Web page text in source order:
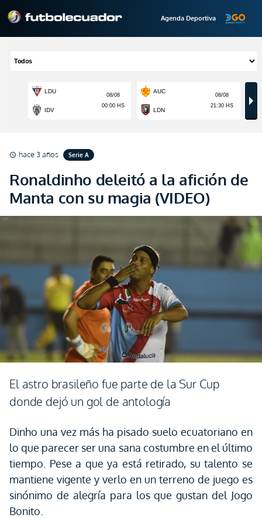
Agenda Deportiva
schedule hace 3 años Serie A
Ronaldinho deleitó a la afición de
Manta con su magia (VIDEO)
El astro brasileño fue parte de la Sur Cup
donde dejó un gol de antología
Dinho una vez más ha pisado suelo ecuatoriano en
lo que parecer ser una sana costumbre en el último
tiempo. Pese a que ya está retirado, su talento se
mantiene vigente y verlo en un terreno de juego es
sinónimo de alegría para los que gustan del Jogo
Bonito.